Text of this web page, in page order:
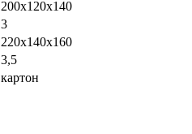
200x120x140
3
220x140x160
3,5
картон